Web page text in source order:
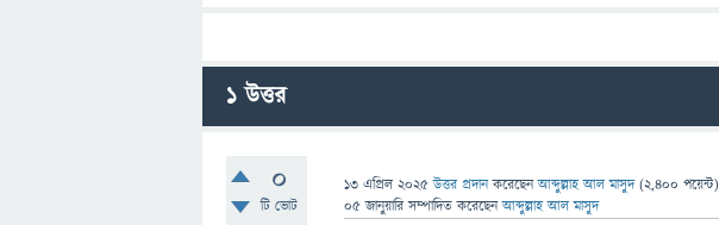
1উত্তর
0
টি ভোট
13 এপ্রিল 2025 উত্তর প্রদান করেছেনআব্দুল্লাহ আল মাসুদ (2,400 পয়েন্ট)
05 জানুয়ারি সম্পাদিত করেছেনআব্দুল্লাহ আল মাসুদ